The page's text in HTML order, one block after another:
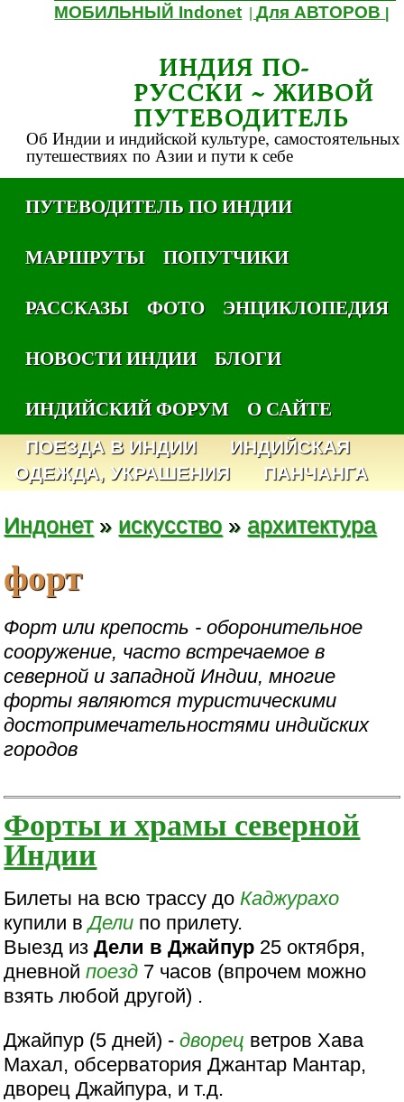
МОБИЛЬНЫЙ Indonet |Для АВТОРОВ
ИНДИЯ ПО-
РУССКИ ~ ЖИВОЙ
ПУТЕВОДИТЕЛЬ
Об Индии и индийской культуре, самостоятельных
путешествиях по Азии и пути к себе
ПУТЕВОДИТЕЛЬ ПО ИНДИИ
МАРШРУТЫ
ПОПУТЧИКИ
РАССКАЗЫ
ФОТО
ЭНЦИКЛОПЕДИЯ
НОВОСТИ ИНДИИ
БЛОГИ
ИНДИЙСКИЙ ФОРУМ
О САЙТЕ
ПОЕЗДА В ИНДИИ
ИНДИЙСКАЯ
ОДЕЖДА, УКРАШЕНИЯ
ПАНЧАНГА
Индонет» искусство » архитектура
форт
Форт или крепость - оборонительное
сооружение, часто встречаемое в
северной и западной Индии, многие
форты являются туристическими
достопримечательностями индийских
городов
Форты и храмы северной
Индии
Билеты на всю трассу доКаджурахо
купили вДели по прилету.
Выезд изДели в Джайпур 25 октября,
дневнойпоезд 7 часов (впрочем можно
взять любой другой) .
Джайпур (5 дней) -дворец ветров Хава
Махал, обсерватория Джантар Мантар,
дворец Джайпура, и т.д.